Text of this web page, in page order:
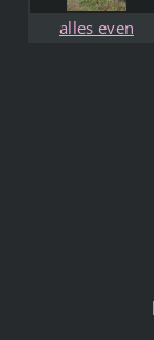
alles even